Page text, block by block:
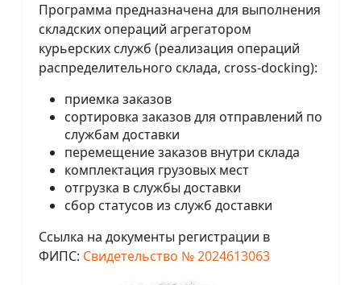
Программа предназначена для выполнения
складских операций агрегатором
курьерских служб (реализация операций
распределительного склада, cross-docking):
приемка заказов
сортировка заказов для отправлений по
службам доставки
перемещение заказов внутри склада
комплектация грузовых мест
отгрузка в службы доставки
сбор статусов из служб доставки
Ссылка на документы регистрации в
ФИПС: Свидетельство № 2024613063